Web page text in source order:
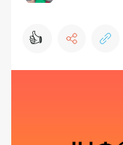
👍